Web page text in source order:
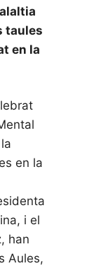
taules
en la
en la
i el
han
Aules,